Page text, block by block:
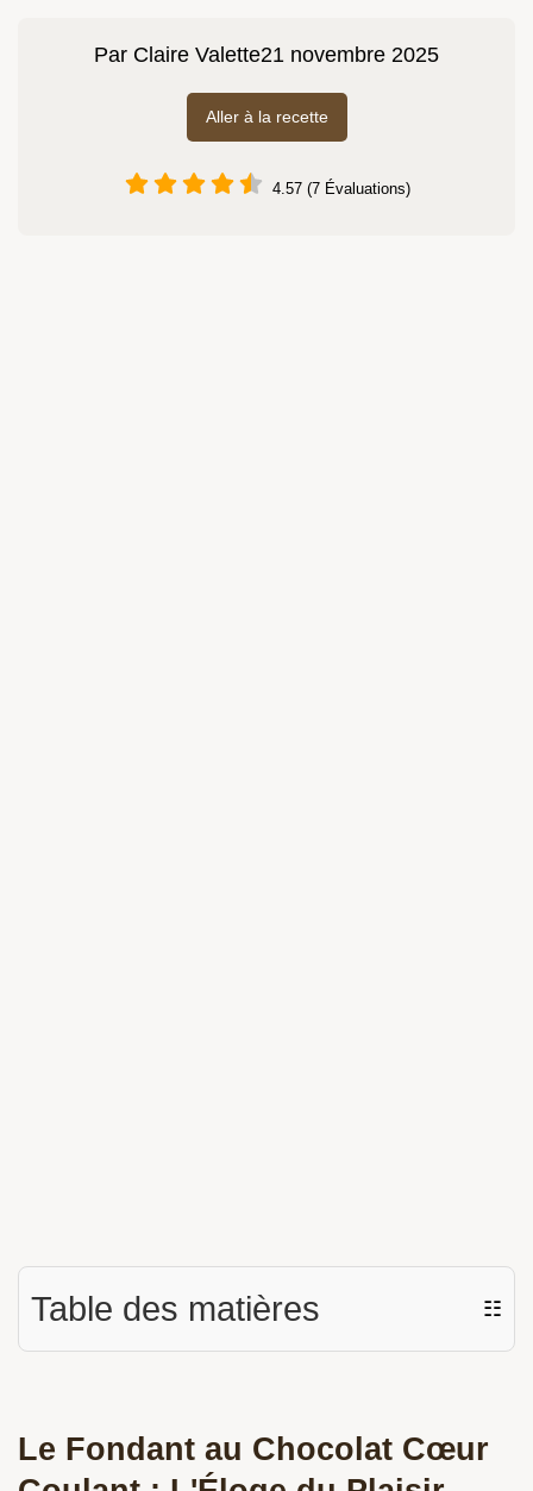
Par Claire Valette21 novembre 2025
Aller à la recette
4.57 (7 Évaluations)
Table des matières ☷
Le Fondant au Chocolat Cœur